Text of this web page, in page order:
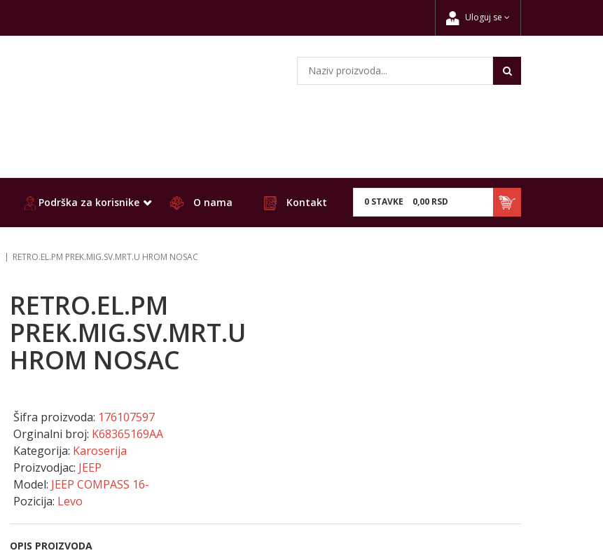
Uloguj se
0 STAVKE 0,00 RSD
Podrška za korisnike O nama Kontakt
RETRO.EL.PM PREK.MIG.SV.MRT.U HROM NOSAC
RETRO.EL.PM
PREK.MIG.SV.MRT.U
HROM NOSAC
Šifra proizvoda: 176107597
Orginalni broj: K68365169AA
Kategorija: Karoserija
Proizvodjac: JEEP
Model: JEEP COMPASS 16-
Pozicija: Levo
OPIS PROIZVODA